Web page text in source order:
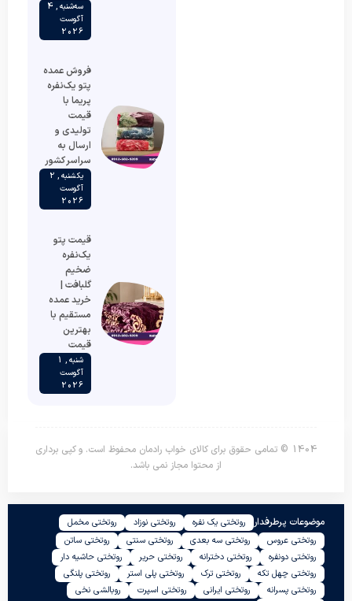
سه‌شنبه , 4
آگوست
2026
فروش عمده
پتو یک‌نفره
پریما با
قیمت
تولیدی و
ارسال به
سراسر کشور
یکشنبه , 2
آگوست
2026
قیمت پتو
یک‌نفره
ضخیم
گلبافت |
خرید عمده
مستقیم با
بهترین
قیمت
شنبه , 1
آگوست
2026
1404 © تمامی حقوق برای کالای خواب رادمان محفوظ است. و کپی برداری
از محتوا مجاز نمی باشد.
موضوعات پرطرفدار روتختی یک نفره روتختی نوزاد
روتختی مخمل
روتختی عروس
روتختی سه بعدی روتختی سنتی
روتختی ساتن
روتختی دونفره
روتختی دخترانه روتختی حریر
روتختی حاشیه دار
روتختی چهل تکه
روتختی ترک روتختی پلی استر
روتختی پلنگی
روتختی پسرانه
روتختی ایرانی روتختی اسپرت
روبالشی نخی